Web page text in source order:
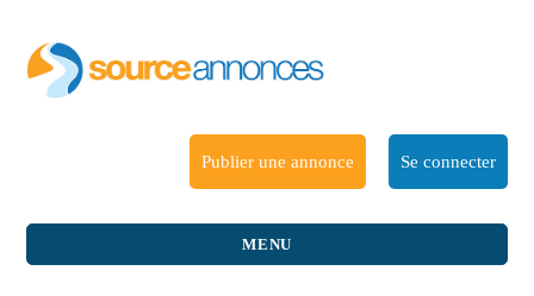
Publier une annonce Se connecter
MENU